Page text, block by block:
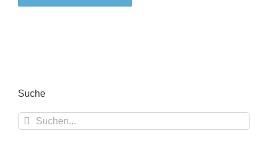
Suche
Suche
nach: